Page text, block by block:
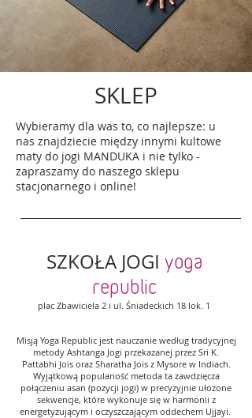
SKLEP
Wybieramy dla was to, co najlepsze: u
nas znajdziecie między innymi kultowe
maty do jogi MANDUKA i nie tylko -
zapraszamy do naszego sklepu
stacjonarnego i online!
SZKOŁA JOGI yoga
republic
plac Zbawiciela 2 i ul. Śniadeckich 18 lok. 1
Misją Yoga Republic jest nauczanie według tradycyjnej
metody Ashtanga Jogi przekazanej przez Sri K.
Pattabhi Jois oraz Sharatha Jois z Mysore w Indiach.
Wyjątkową populaność metoda ta zawdzięcza
połączeniu asan (pozycji jogi) w precyzyjnie ułożone
sekwencje, które wykonuje się w harmonii z
energetyzującym i oczyszczającym oddechem Ujjayi.